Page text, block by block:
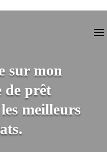
sur mon
de prêt
meilleurs